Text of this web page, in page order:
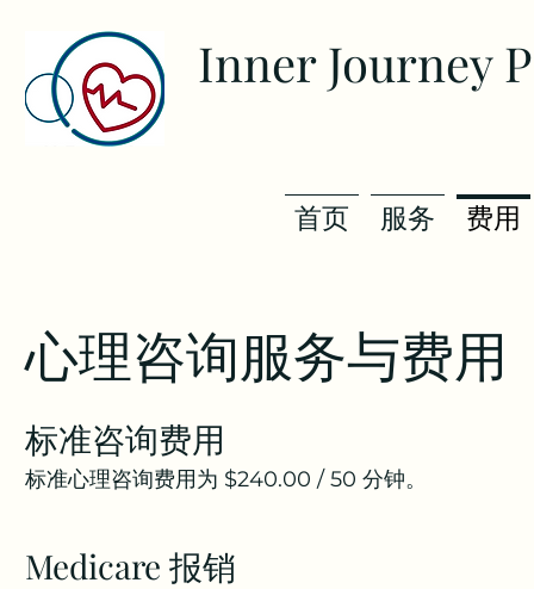
Inner Journey
首页 服务 费用
心理咨询服务与费用
​标准咨询费用
标准心理咨询费用为 $240.00 / 50 分钟。
Medicare 报销